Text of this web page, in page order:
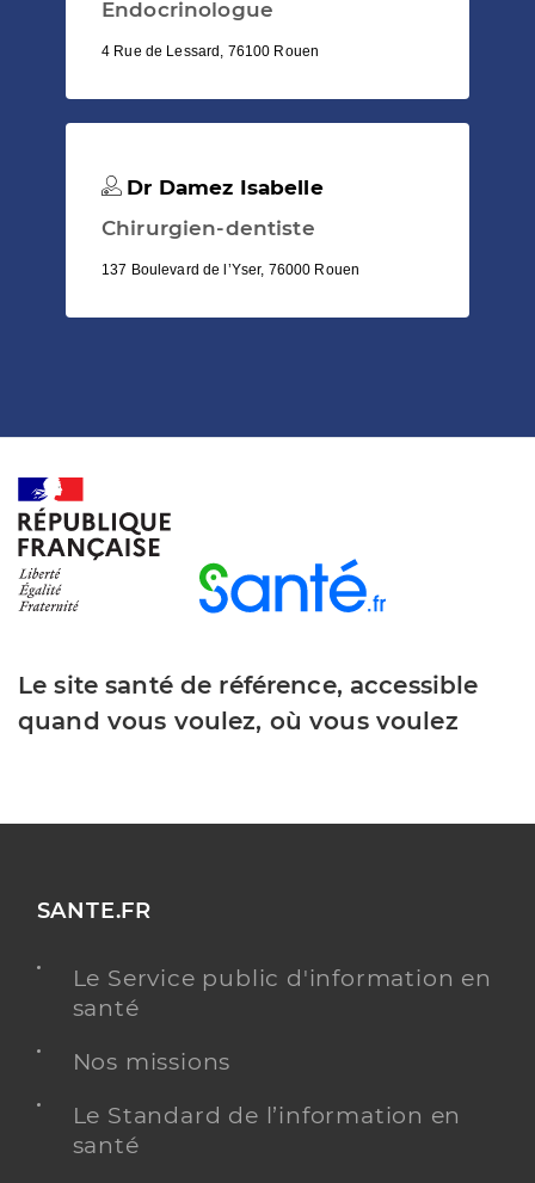
Endocrinologue
4 Rue de Lessard, 76100 Rouen
Dr Damez Isabelle
Chirurgien-dentiste
137 Boulevard de l’Yser, 76000 Rouen
Le site santé de référence, accessible
quand vous voulez, où vous voulez
SANTE.FR
Le Service public d'information en
santé
Nos missions
Le Standard de l’information en
santé